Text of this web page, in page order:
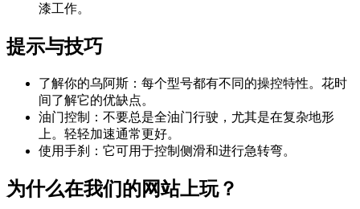
漆工作。
提示与技巧
了解你的乌阿斯：每个型号都有不同的操控特性。花时
间了解它的优缺点。
油门控制：不要总是全油门行驶，尤其是在复杂地形
上。轻轻加速通常更好。
使用手刹：它可用于控制侧滑和进行急转弯。
为什么在我们的网站上玩？